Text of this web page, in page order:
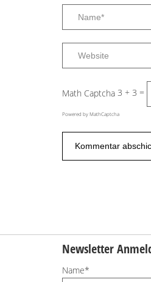
Math Captcha 3 + 3 =
Powered byMathCaptcha
Newsletter
Name*